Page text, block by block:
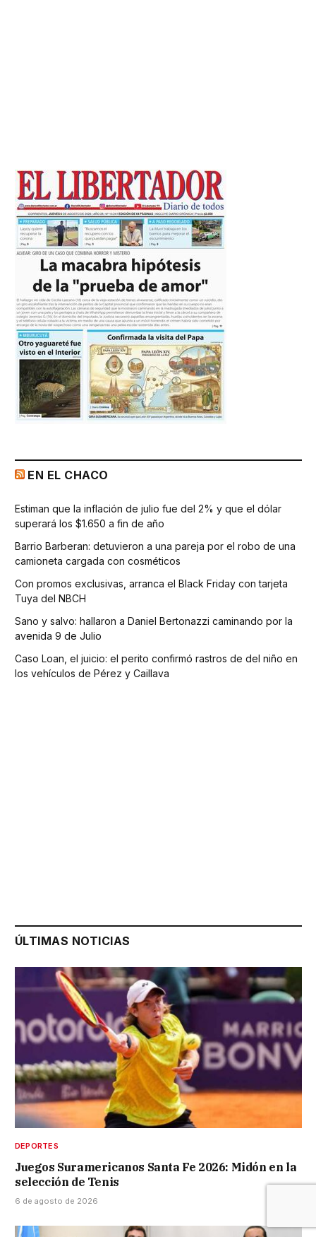
EN EL CHACO
Estiman que la inflación de julio fue del 2% y que el dólar
superará los $1.650 a fin de año
Barrio Barberan: detuvieron a una pareja por el robo de una
camioneta cargada con cosméticos
Con promos exclusivas, arranca el Black Friday con tarjeta
Tuya del NBCH
Sano y salvo: hallaron a Daniel Bertonazzi caminando por la
avenida 9 de Julio
Caso Loan, el juicio: el perito confirmó rastros de del niño en
los vehículos de Pérez y Caillava
ÚLTIMAS NOTICIAS
DEPORTES
Juegos Suramericanos Santa Fe 2026: Midón en la
selección de Tenis
6 de agosto de 2026